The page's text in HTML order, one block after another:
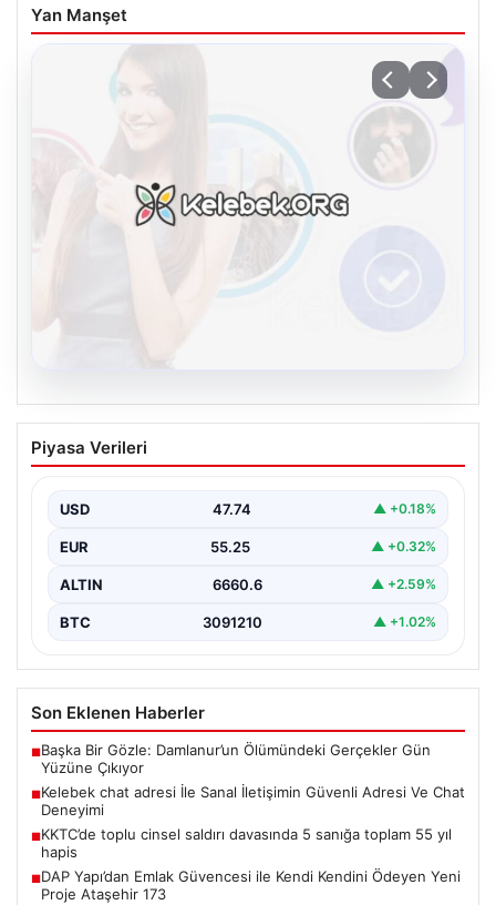
Yan Manşet
Kelebek chat adresi İle Sanal İletişimin
Güvenli Adresi Ve Chat Deneyimi
kurması ciddi bir değer barındırmaktadır. Günümüzde
birçok…
Piyasa Verileri
USD 47.74 ▲ +0.18%
EUR 55.25 ▲ +0.32%
ALTIN 6660.6 ▲ +2.59%
BTC 3091210 ▲ +1.02%
Son Eklenen Haberler
■Başka Bir Gözle: Damlanur’un Ölümündeki Gerçekler Gün
Yüzüne Çıkıyor
■Kelebek chat adresi İle Sanal İletişimin Güvenli Adresi Ve Chat
Deneyimi
■KKTC’de toplu cinsel saldırı davasında 5 sanığa toplam 55 yıl
hapis
■DAP Yapı’dan Emlak Güvencesi ile Kendi Kendini Ödeyen Yeni
Proje Ataşehir 173